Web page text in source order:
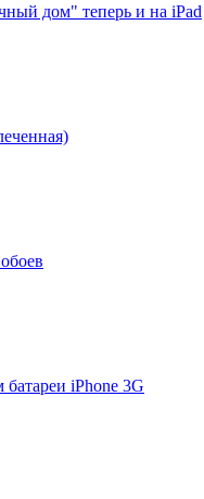
дом" теперь и на iPad
iPhone 3G